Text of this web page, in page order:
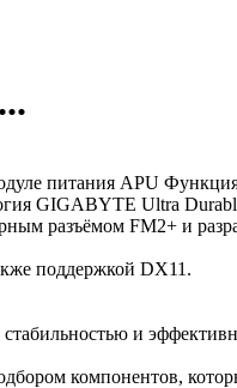
питания APU
GIGABYTE Ultra
разъёмом FM2+ и
поддержкой DX11.
и
компонентов,